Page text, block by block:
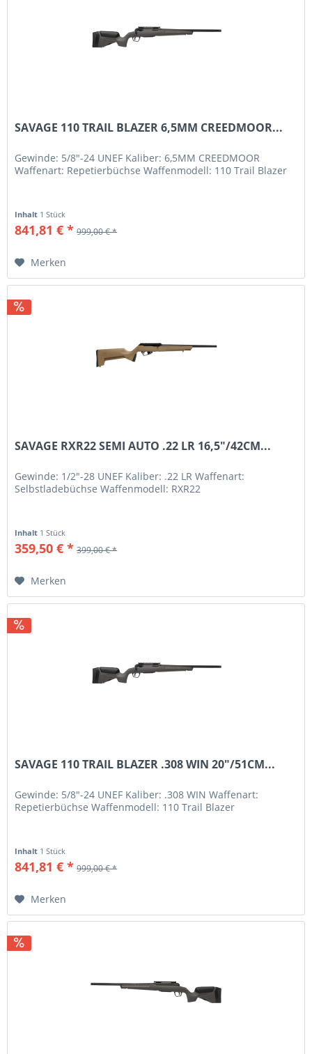
SAVAGE 110 TRAIL BLAZER 6,5MM CREEDMOOR...
Gewinde: 5/8"-24 UNEF Kaliber: 6,5MM CREEDMOOR
Waffenart: Repetierbüchse Waffenmodell: 110 Trail Blazer
Inhalt 1 Stück
841,81 € * 999,00 € *
Merken
SAVAGE RXR22 SEMI AUTO .22 LR 16,5"/42CM...
Gewinde: 1/2"-28 UNEF Kaliber: .22 LR Waffenart:
Selbstladebüchse Waffenmodell: RXR22
Inhalt 1 Stück
359,50 € * 399,00 € *
Merken
SAVAGE 110 TRAIL BLAZER .308 WIN 20"/51CM...
Gewinde: 5/8"-24 UNEF Kaliber: .308 WIN Waffenart:
Repetierbüchse Waffenmodell: 110 Trail Blazer
Inhalt 1 Stück
841,81 € * 999,00 € *
Merken